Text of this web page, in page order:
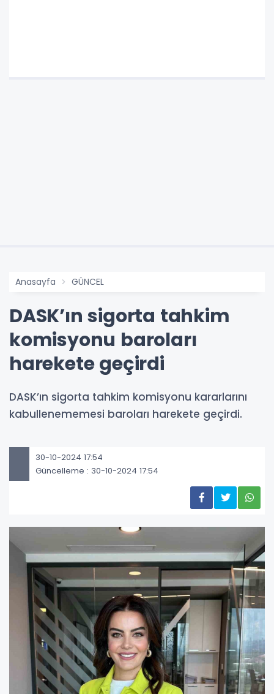
Anasayfa GÜNCEL
DASK’ın sigorta tahkim
komisyonu baroları
harekete geçirdi
DASK’ın sigorta tahkim komisyonu kararlarını
kabullenememesi baroları harekete geçirdi.
30-10-2024 17:54
Güncelleme : 30-10-2024 17:54